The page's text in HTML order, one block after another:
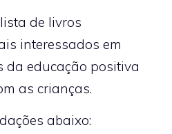
de livros
interessados em
da educação positiva
as crianças.
abaixo: